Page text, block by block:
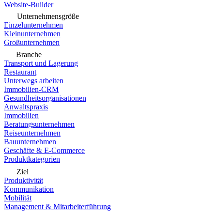
Website-Builder
Unternehmensgröße
Einzelunternehmen
Kleinunternehmen
Großunternehmen
Branche
Transport und Lagerung
Restaurant
Unterwegs arbeiten
Immobilien-CRM
Gesundheitsorganisationen
Anwaltspraxis
Immobilien
Beratungsunternehmen
Reiseunternehmen
Bauunternehmen
Geschäfte & E-Commerce
Produktkategorien
Ziel
Produktivität
Kommunikation
Mobilität
Management & Mitarbeiterführung